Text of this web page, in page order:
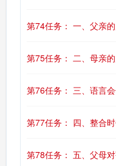
第74任务： 一、父亲
第75任务： 二、母亲
第76任务： 三、语言
第77任务： 四、整合
第78任务： 五、父母